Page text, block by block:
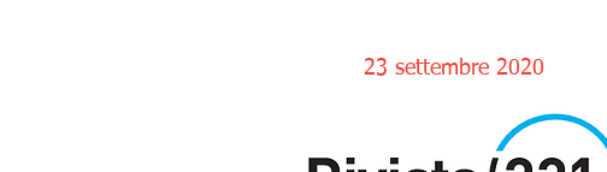
23 settembre 2020